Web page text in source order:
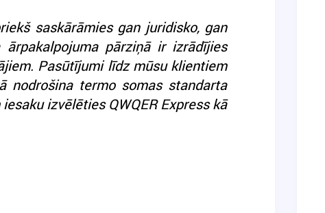
saskārāmies gan juridisko, gan
pārziņā ir izrādījies
Pasūtījumi līdz mūsu klientiem
nodrošina termo somas standarta
izvēlēties QWQER Express kā